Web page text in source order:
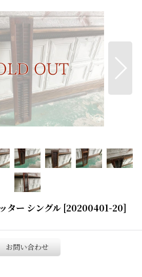
ター シングル [20200401-20]
お問い合わせ